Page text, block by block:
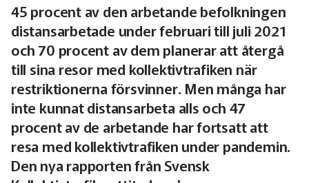
Biljettkontroll­
Bussdepå­
Chefer
Försäljning
Järnväg
Partner­samverkan
Skolskjutsen.se
Studentkonceptet
Associerade medlemmar
Bli associerad medlem
Medlemszon
Affärs­nätverket
Affärs­nätverket 2025
Användargrupp Anbaro
Järnväg
Miljö och klimat
Samhällsnytta
Serviceresor
Upphandlingar
Webbinarier
Våra utbildningar
Yrke och skola
Personalförsörjning
Attraktivare kollektivtrafik­bransch
Så här tycker vi
Nyheter
Debattartiklar
Frågor vi driver
Rapporter
Om oss
121 års erfarenhet
Organisation
Kontakta oss
Historik
Medlemszon
45 procent av den arbetande befolkningen
distansarbetade under februari till juli 2021
och 70 procent av dem planerar att återgå
till sina resor med kollektivtrafiken när
restriktionerna försvinner. Men många har
inte kunnat distansarbeta alls och 47
procent av de arbetande har fortsatt att
resa med kollektivtrafiken under pandemin.
Den nya rapporten från Svensk